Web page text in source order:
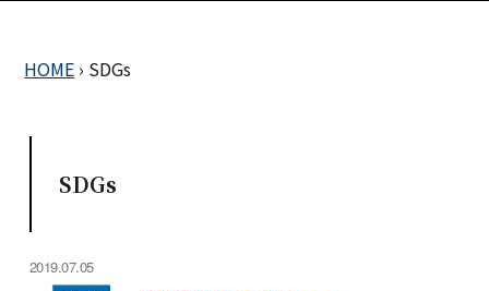
HOME › SDGs
SDGs
2019.07.05